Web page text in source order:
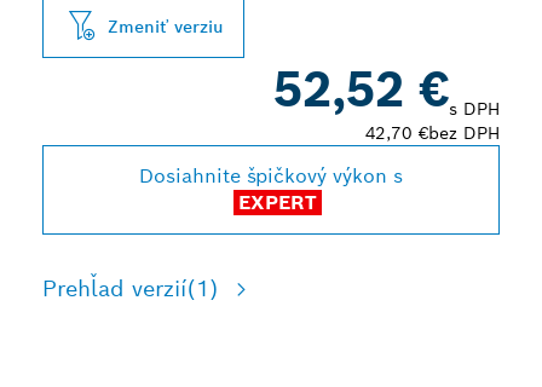
Zmeniť verziu
52,52 €s DPH
42,70 €bez DPH
Dosiahnite špičkový výkon s
EXPERT
Prehľad verzií(1)